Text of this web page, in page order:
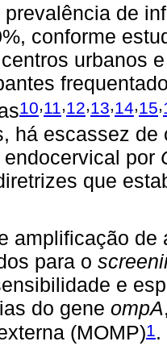
prevalência de
conforme
urbanos
10,11,12,13,14,15,
há escassez
por
que
amplificação
para o
e
do gene ompA
(MOMP)1 .